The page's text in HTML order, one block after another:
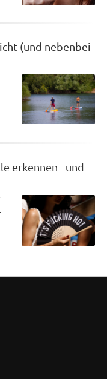
(und nebenbei
erkennen - und